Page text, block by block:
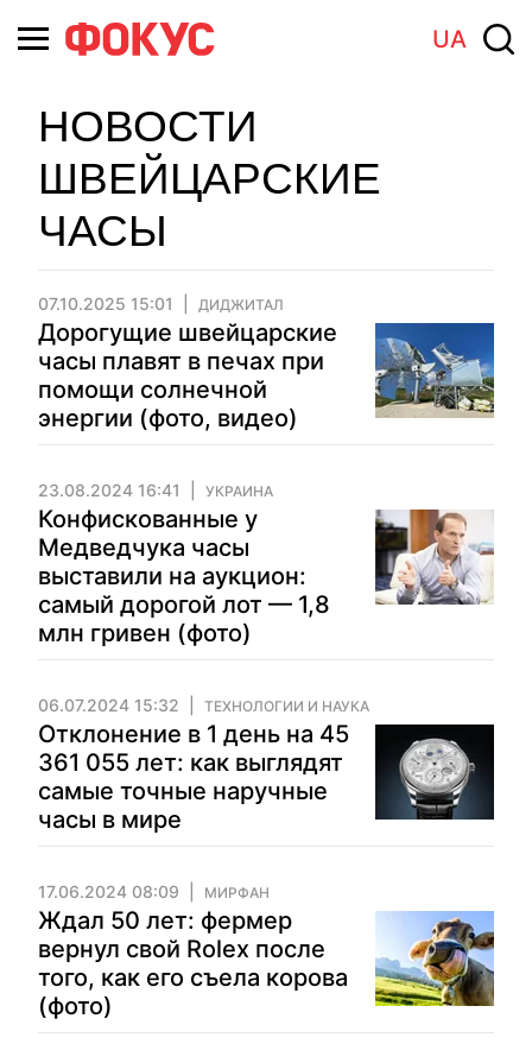
UA
НОВОСТИ
ШВЕЙЦАРСКИЕ
ЧАСЫ
07.10.2025 15:01 ДИДЖИТАЛ
Дорогущие швейцарские
часы плавят в печах при
помощи солнечной
энергии (фото, видео)
23.08.2024 16:41 УКРАИНА
Конфискованные у
Медведчука часы
выставили на аукцион:
самый дорогой лот — 1,8
млн гривен (фото)
06.07.2024 15:32 ТЕХНОЛОГИИ И НАУКА
Отклонение в 1 день на 45
361 055 лет: как выглядят
самые точные наручные
часы в мире
17.06.2024 08:09 МИРФАН
Ждал 50 лет: фермер
вернул свой Rolex после
того, как его съела корова
(фото)